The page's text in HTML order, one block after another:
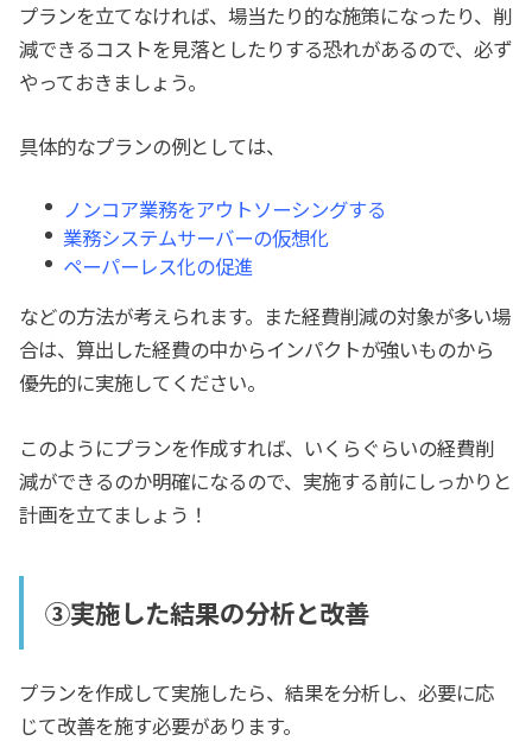
プランを立てなければ、場当たり的な施策になったり、削
減できるコストを見落としたりする恐れがあるので、必ず
やっておきましょう。
具体的なプランの例としては、
ノンコア業務をアウトソーシングする
業務システムサーバーの仮想化
ペーパーレス化の促進
などの方法が考えられます。また経費削減の対象が多い場
合は、算出した経費の中からインパクトが強いものから
優先的に実施してください。
このようにプランを作成すれば、いくらぐらいの経費削
減ができるのか明確になるので、実施する前にしっかりと
計画を立てましょう！
③実施した結果の分析と改善
プランを作成して実施したら、結果を分析し、必要に応
じて改善を施す必要があります。